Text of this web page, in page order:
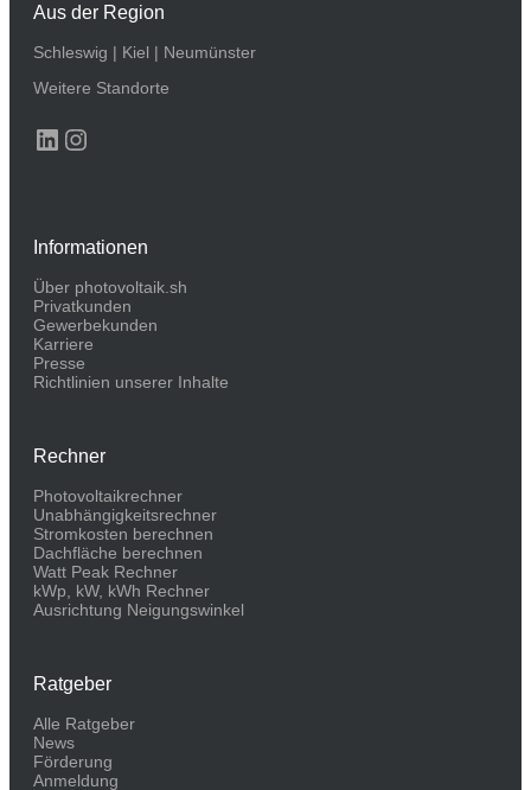
Aus der Region
Schleswig | Kiel | Neumünster
Weitere Standorte
LinkedIn
Instagram
Informationen
Über photovoltaik.sh
Privatkunden
Gewerbekunden
Karriere
Presse
Richtlinien unserer Inhalte
Rechner
Photovoltaikrechner
Unabhängigkeitsrechner
Stromkosten berechnen
Dachfläche berechnen
Watt Peak Rechner
kWp, kW, kWh Rechner
Ausrichtung Neigungswinkel
Ratgeber
Alle Ratgeber
News
Förderung
Anmeldung